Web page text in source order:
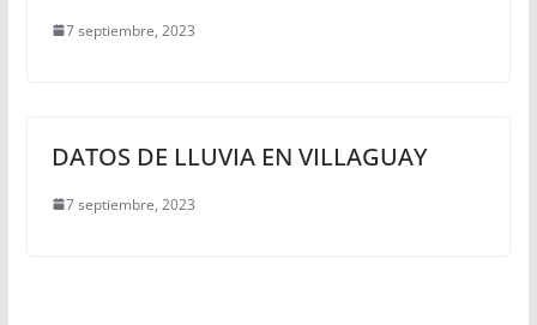
7 septiembre, 2023
DATOS DE LLUVIA EN VILLAGUAY
7 septiembre, 2023